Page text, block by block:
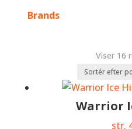
Brands
Viser 16
Warrior
str.